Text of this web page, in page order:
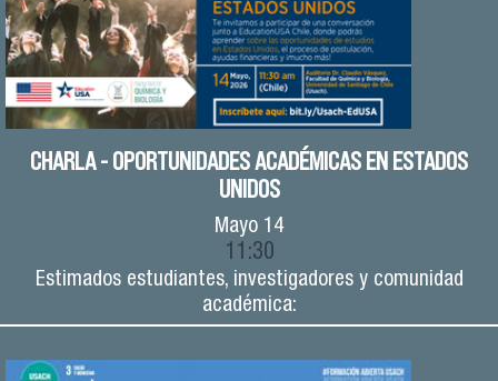
CHARLA - OPORTUNIDADES ACADÉMICAS EN ESTADOS
UNIDOS
Mayo 14
11:30
Estimados estudiantes, investigadores y comunidad
académica: